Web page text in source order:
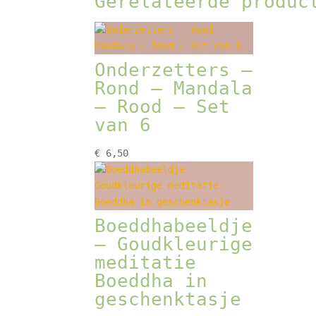
Onderzetters –
Rond – Mandala
– Rood – Set
van 6
€ 6,50
Boeddhabeeldje
– Goudkleurige
meditatie
Boeddha in
geschenktasje